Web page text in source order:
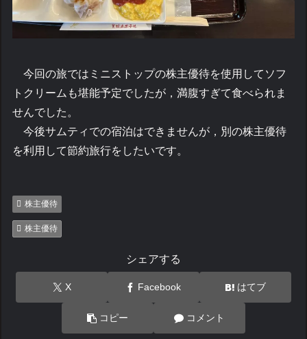
今回の旅ではミニストップの株主優待を使用してソフ
トクリームも堪能予定でしたが，満腹すぎて食べられま
せんでした。
今後サムティでの宿泊はできませんが，別の株主優待
を利用して節約旅行をしたいです。
株主優待
株主優待
シェアする
X Facebook はてブ
コピー コメント